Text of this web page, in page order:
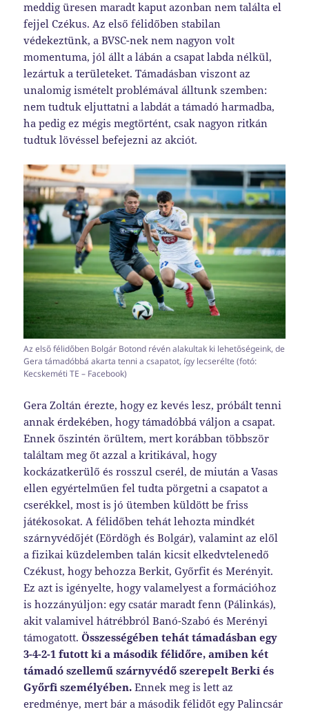
meddig üresen maradt kaput azonban nem találta el
fejjel Czékus. Az első félidőben stabilan
védekeztünk, a BVSC-nek nem nagyon volt
momentuma, jól állt a lábán a csapat labda nélkül,
lezártuk a területeket. Támadásban viszont az
unalomig ismételt problémával álltunk szemben:
nem tudtuk eljuttatni a labdát a támadó harmadba,
ha pedig ez mégis megtörtént, csak nagyon ritkán
tudtuk lövéssel befejezni az akciót.
Az első félidőben Bolgár Botond révén alakultak ki lehetőségeink, de
Gera támadóbbá akarta tenni a csapatot, így lecserélte (fotó:
Kecskeméti TE – Facebook)
Gera Zoltán érezte, hogy ez kevés lesz, próbált tenni
annak érdekében, hogy támadóbbá váljon a csapat.
Ennek őszintén örültem, mert korábban többször
találtam meg őt azzal a kritikával, hogy
kockázatkerülő és rosszul cserél, de miután a Vasas
ellen egyértelműen fel tudta pörgetni a csapatot a
cserékkel, most is jó ütemben küldött be friss
játékosokat. A félidőben tehát lehozta mindkét
szárnyvédőjét (Eördögh és Bolgár), valamint az elől
a fizikai küzdelemben talán kicsit elkedvtelenedő
Czékust, hogy behozza Berkit, Győrfit és Merényit.
Ez azt is igényelte, hogy valamelyest a formációhoz
is hozzányúljon: egy csatár maradt fenn (Pálinkás),
akit valamivel hátrébbról Banó-Szabó és Merényi
támogatott.Összességében tehát támadásban egy
3-4-2-1 futott ki a második félidőre, amiben két
támadó szellemű szárnyvédő szerepelt Berki és
Győrfi személyében. Ennek meg is lett az
eredménye, mert bár a második félidőt egy Palincsár